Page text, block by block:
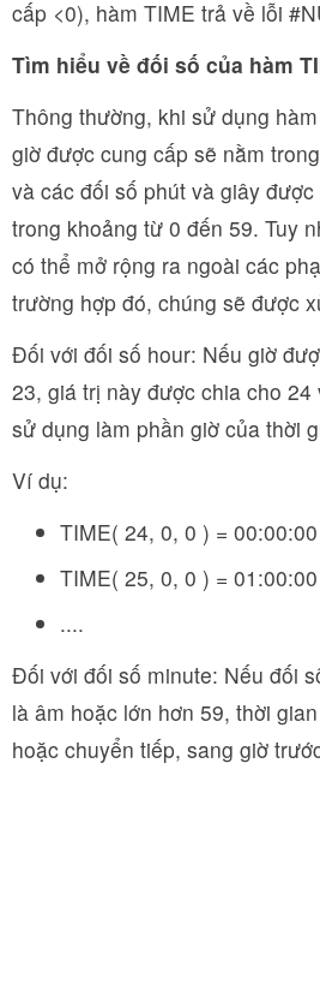
cấp <0), hàm TIME trả về lỗi
Tìm hiểu về đối số của hàm
Thông thường, khi sử dụng
giờ được cung cấp sẽ nằm
và các đối số phút và giây
trong khoảng từ 0 đến 59. Tuy
có thể mở rộng ra ngoài các
trường hợp đó, chúng sẽ được
Đối với đối số hour: Nếu giờ
23, giá trị này được chia cho
sử dụng làm phần giờ của thời
Ví dụ:
TIME( 24, 0, 0 ) = 00:00:00
TIME( 25, 0, 0 ) = 01:00:00
....
Đối với đối số minute: Nếu đối
là âm hoặc lớn hơn 59, thời
hoặc chuyển tiếp, sang giờ